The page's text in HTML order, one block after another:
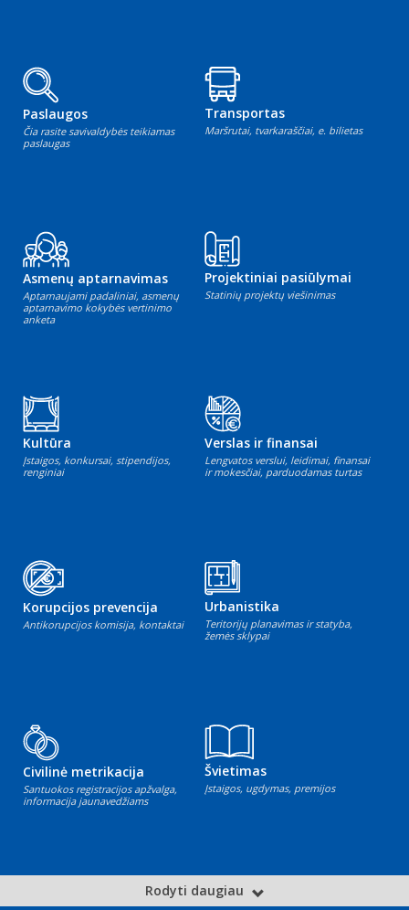
Paslaugos
Čia rasite savivaldybės teikiamas
paslaugas
Transportas
Maršrutai, tvarkaraščiai, e. bilietas
Asmenų aptarnavimas
Aptarnaujami padaliniai, asmenų
aptarnavimo kokybės vertinimo
anketa
Projektiniai pasiūlymai
Statinių projektų viešinimas
Kultūra
Įstaigos, konkursai, stipendijos,
renginiai
Verslas ir finansai
Lengvatos verslui, leidimai, finansai
ir mokesčiai, parduodamas turtas
Korupcijos prevencija
Antikorupcijos komisija, kontaktai
Urbanistika
Teritorijų planavimas ir statyba,
žemės sklypai
Civilinė metrikacija
Santuokos registracijos apžvalga,
informacija jaunavedžiams
Švietimas
Įstaigos, ugdymas, premijos
Rodyti daugiau